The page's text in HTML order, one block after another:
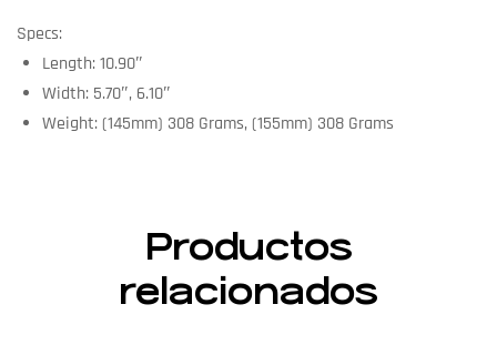
Specs:
Length: 10.90″
Width: 5.70″, 6.10″
Weight: (145mm) 308 Grams, (155mm) 308 Grams
Productos
relacionados